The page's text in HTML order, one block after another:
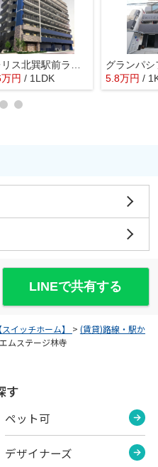
万円 / 1LDK 5.8万円 /
LINEで共有する
イッチホーム】 > (賃貸)路線・駅か
エムステージ林寺
す
ペット可
デザイナーズ